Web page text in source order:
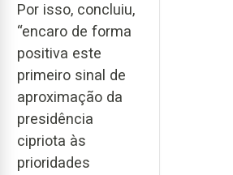
Por isso, concluiu,
“encaro de forma
positiva este
primeiro sinal de
aproximação da
presidência
cipriota às
prioridades